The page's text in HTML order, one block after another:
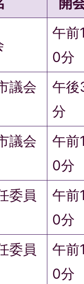
午前
0分
議会
午
分
議会
午前
0分
委員
午前
0分
委員
午前
0分